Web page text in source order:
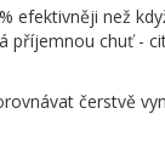
efektivněji než
příjemnou chuť -
čerstvě